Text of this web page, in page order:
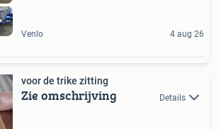
Venlo 4 aug 26
voor de trike zitting
Zie omschrijving Details